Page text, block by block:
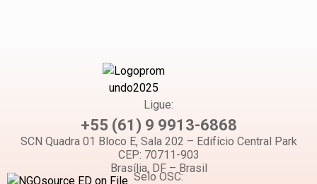
Ligue:
+55 (61) 9 9913-6868
SCN Quadra 01 Bloco E, Sala 202 – Edifício Central Park
CEP: 70711-903
Brasília, DF – Brasil
Selo OSC: